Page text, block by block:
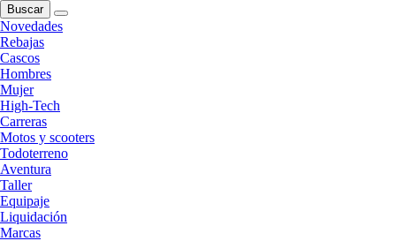
Buscar
Novedades
Rebajas
Cascos
Hombres
Mujer
High-Tech
Carreras
Motos y scooters
Todoterreno
Aventura
Taller
Equipaje
Liquidación
Marcas